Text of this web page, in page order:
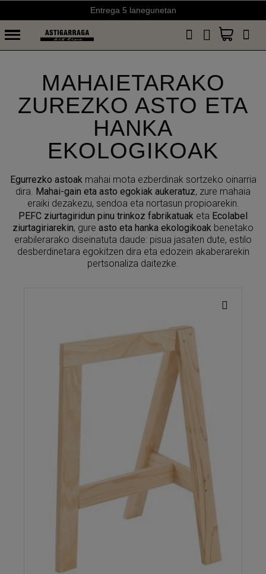
Bidalketak doan 50 €tik aurrera (Espainia) eta 75 €tik aurrera
MAHAIETARAKO
ZUREZKO ASTO ETA
HANKA
EKOLOGIKOAK
Egurrezko astoak mahai mota ezberdinak sortzeko oinarria
dira. Mahai-gain eta asto egokiak aukeratuz, zure mahaia
eraiki dezakezu, sendoa eta nortasun propioarekin.
PEFC ziurtagiridun pinu trinkoz fabrikatuak eta Ecolabel
ziurtagiriarekin, gure asto eta hanka ekologikoak benetako
erabilerarako diseinatuta daude: pisua jasaten dute, estilo
desberdinetara egokitzen dira eta edozein akaberarekin
pertsonaliza daitezke.